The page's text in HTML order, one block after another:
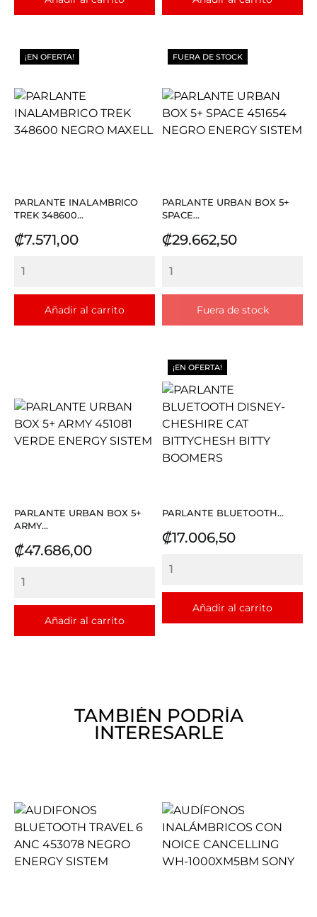
PARLANTE INALAMBRICO
TREK 348600...
Precio
₡7.571,00
Añadir al carrito
¡EN OFERTA!
PARLANTE URBAN BOX 5+
SPACE...
Precio
₡29.662,50
Fuera de stock
FUERA DE STOCK
PARLANTE URBAN BOX 5+
ARMY...
Precio
₡47.686,00
Añadir al carrito
PARLANTE BLUETOOTH...
Precio
₡17.006,50
Añadir al carrito
¡EN OFERTA!
TAMBIÉN PODRÍA
INTERESARLE